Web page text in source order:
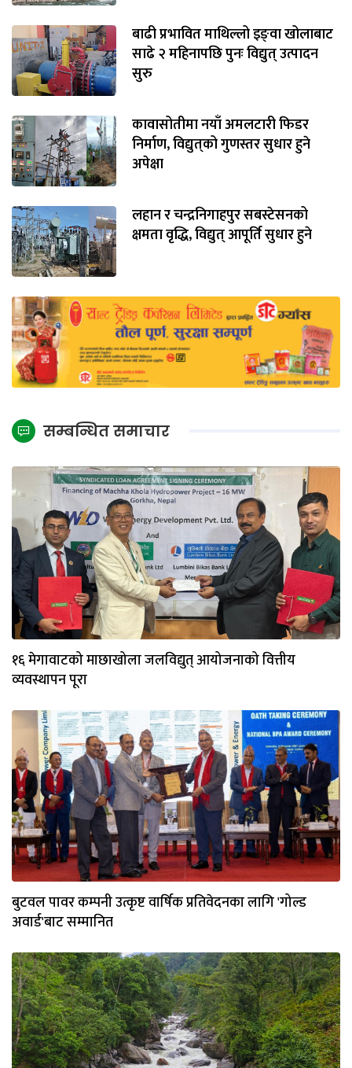
बाढी प्रभावित माथिल्लो इङ्‌वा खोलाबाट
साढे २ महिनापछि पुनः विद्युत् उत्पादन
सुरु
कावासोतीमा नयाँ अमलटारी फिडर
निर्माण, विद्युत्‌को गुणस्तर सुधार हुने
अपेक्षा
लहान र चन्द्रनिगाहपुर सबस्टेसनको
क्षमता वृद्धि, विद्युत् आपूर्ति सुधार हुने
सम्बन्धित समाचार
१६ मेगावाटको माछाखोला जलविद्युत् आयोजनाको वित्तीय
व्यवस्थापन पूरा
बुटवल पावर कम्पनी उत्कृष्ट वार्षिक प्रतिवेदनका लागि 'गोल्ड
अवार्ड'बाट सम्मानित